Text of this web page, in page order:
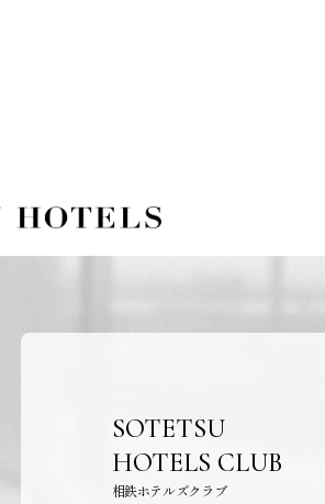
SOTETSU
HOTELS CLUB
相鉄ホテルズクラブ